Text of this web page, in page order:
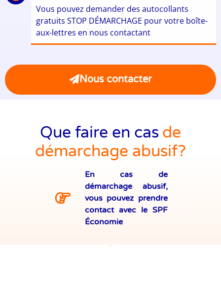
Vous pouvez demander des autocollants
gratuits STOP DÉMARCHAGE pour votre boîte-
aux-lettres en nous contactant
Nous contacter
Que faire en cas de
démarchage abusif?
En cas de
démarchage abusif,
vous pouvez prendre
contact avec le SPF
Économie